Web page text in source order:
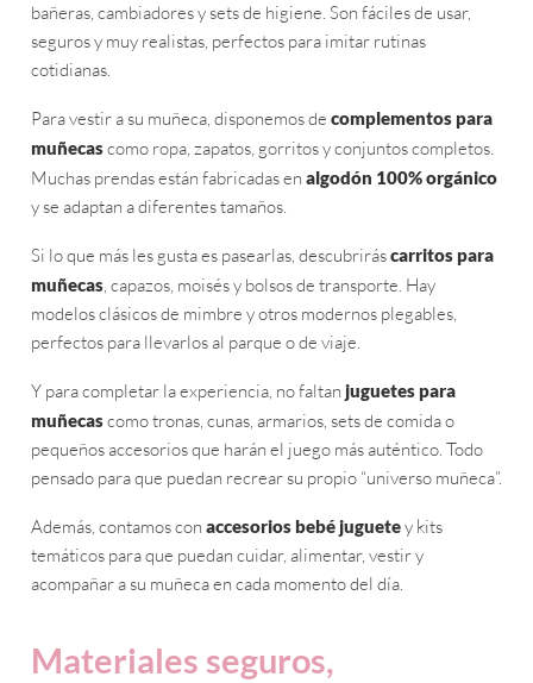
bañeras, cambiadores y sets de higiene. Son fáciles de usar,
seguros y muy realistas, perfectos para imitar rutinas
cotidianas.
Para vestir a su muñeca, disponemos de complementos para
muñecascomo ropa, zapatos, gorritos y conjuntos completos.
Muchas prendas están fabricadas en algodón 100% orgánico
y se adaptan a diferentes tamaños.
Si lo que más les gusta es pasearlas, descubriráscarritos para
muñecas, capazos, moisés y bolsos de transporte. Hay
modelos clásicos de mimbre y otros modernos plegables,
perfectos para llevarlos al parque o de viaje.
Y para completar la experiencia, no faltan juguetes para
muñecascomo tronas, cunas, armarios, sets de comida o
pequeños accesorios que harán el juego más auténtico. Todo
pensado para que puedan recrear su propio “universo muñeca”.
Además, contamos con accesorios bebé juguetey kits
temáticos para que puedan cuidar, alimentar, vestir y
acompañar a su muñeca en cada momento del día.
Materiales seguros,